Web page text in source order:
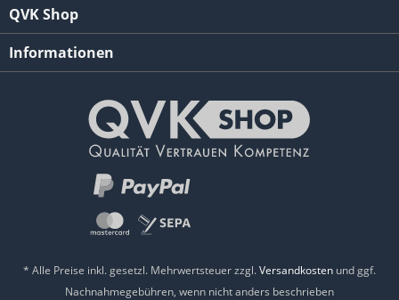
QVK Shop
Informationen
* Alle Preise inkl. gesetzl. Mehrwertsteuer zzgl.Versandkosten und ggf.
Nachnahmegebühren, wenn nicht anders beschrieben